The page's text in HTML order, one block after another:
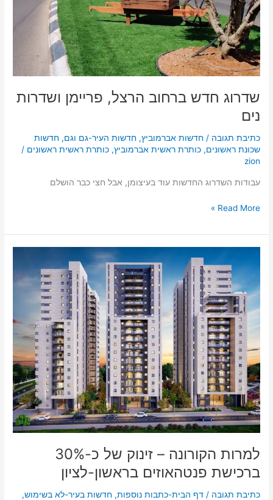
שדרוג חדש ברחוב הרצל, פריימן ושדרות
נים
כתיבת תגובה /חדשות אברמוביץ,חדשות העיר-גם וגם,חדשות
שכונת ראשונים,כותרת ראשית אברמוביץ,כותרת ראשית ראשונים /
zion
עבודות השדרוג החדשות עוד בעיצומן, אבל חצי כבר הושלם
ושדרות
נים
Read More »
למרות הקורונה – זינוק של כ-30%
ברכישת פנטהאוזים בראשון-לציון
כתיבת תגובה /דף הבית-כתבות נוספות,חדשות בעיר-לא בשימוש,
הקורונה
זינוק
של
כ-30%
ברכישת
פנטהאוזים
בראשון-לציון